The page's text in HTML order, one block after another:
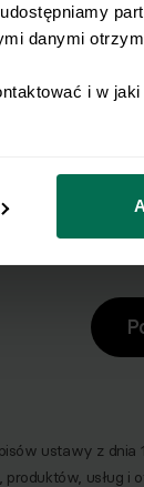
danymi
i w
na
ustawy z dnia
produktów, usług